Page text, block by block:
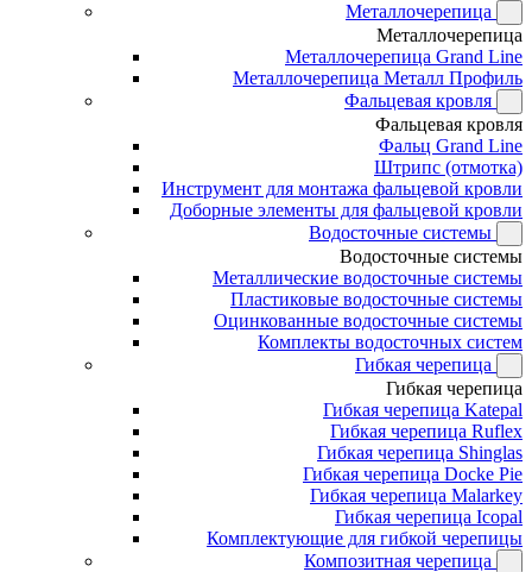
Металлочерепица
Металлочерепица
Металлочерепица Grand Line
Металлочерепица Металл Профиль
Фальцевая кровля
Фальцевая кровля
Фальц Grand Line
Штрипс (отмотка)
Инструмент для монтажа фальцевой кровли
Доборные элементы для фальцевой кровли
Водосточные системы
Водосточные системы
Металлические водосточные системы
Пластиковые водосточные системы
Оцинкованные водосточные системы
Комплекты водосточных систем
Гибкая черепица
Гибкая черепица
Гибкая черепица Katepal
Гибкая черепица Ruflex
Гибкая черепица Shinglas
Гибкая черепица Docke Pie
Гибкая черепица Malarkey
Гибкая черепица Icopal
Комплектующие для гибкой черепицы
Композитная черепица